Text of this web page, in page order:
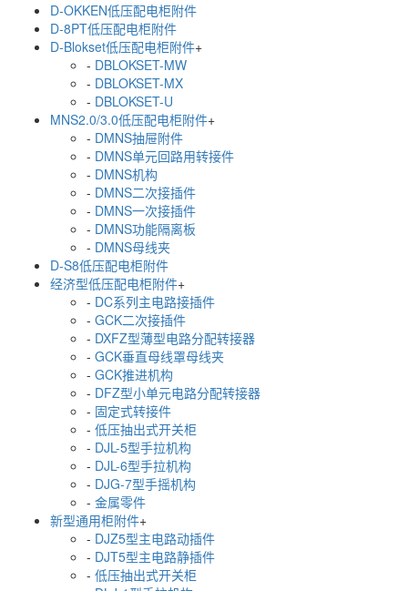
D-OKKEN低压配电柜附件
D-8PT低压配电柜附件
D-Blokset低压配电柜附件+
- DBLOKSET-MW
- DBLOKSET-MX
- DBLOKSET-U
MNS2.0/3.0低压配电柜附件+
- DMNS抽屉附件
- DMNS单元回路用转接件
- DMNS机构
- DMNS二次接插件
- DMNS一次接插件
- DMNS功能隔离板
- DMNS母线夹
D-S8低压配电柜附件
经济型低压配电柜附件+
- DC系列主电路接插件
- GCK二次接插件
- DXFZ型薄型电路分配转接器
- GCK垂直母线罩母线夹
- GCK推进机构
- DFZ型小单元电路分配转接器
- 固定式转接件
- 低压抽出式开关柜
- DJL-5型手拉机构
- DJL-6型手拉机构
- DJG-7型手摇机构
- 金属零件
新型通用柜附件+
- DJZ5型主电路动插件
- DJT5型主电路静插件
- 低压抽出式开关柜